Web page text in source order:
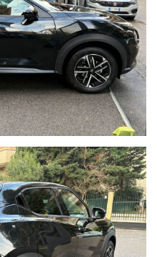
contrattuale ma solo